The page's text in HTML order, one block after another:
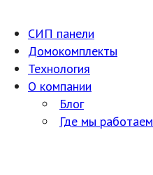
СИП панели
Домокомплекты
Технология
О компании
Блог
Где мы работаем